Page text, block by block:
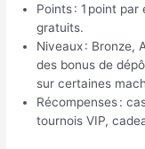
Points : 1 point
gratuits.
Niveaux : Bronze,
des bonus de
sur certaines
Récompenses :
tournois VIP,